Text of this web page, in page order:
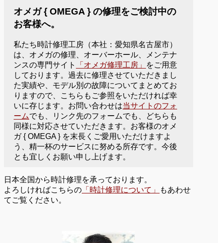
オメガ { OMEGA } の修理をご検討中の
お客様へ。
私たち時計修理工房（本社：愛知県名古屋市）
は、オメガの修理、オーバーホール、メンテナ
ンスの専門サイト
「オメガ修理工房」
をご用意
しております。過去に修理させていただきまし
た実績や、モデル別の故障についてまとめてお
りますので、こちらもご参照をいただければ幸
いに存じます。お問い合わせは当サイトのフォ
ームでも、リンク先のフォームでも、どちらも
同様に対応させていただきます。お客様のオメ
ガ { OMEGA } を末長くご愛用いただけますよ
う、精一杯のサービスに努める所存です。今後
とも宜しくお願い申し上げます。
日本全国から時計修理を承っております。
よろしければこちらの 「時計修理について」
もあわせ
てご覧ください。